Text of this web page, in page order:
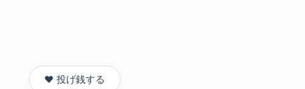
❤️ 投げ銭する